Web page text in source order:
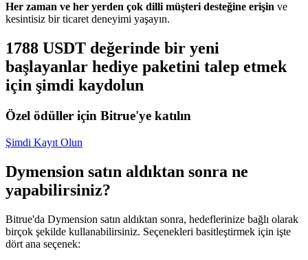
Her zaman ve her yerden çok dilli müşteri desteğine erişin ve
kesintisiz bir ticaret deneyimi yaşayın.
1788 USDT değerinde bir yeni
başlayanlar hediye paketini talep etmek
için şimdi kaydolun
Özel ödüller için Bitrue'ye katılın
Şimdi Kayıt Olun
Dymension satın aldıktan sonra ne
yapabilirsiniz?
Bitrue'da Dymension satın aldıktan sonra, hedeflerinize bağlı olarak
birçok şekilde kullanabilirsiniz. Seçenekleri basitleştirmek için işte
dört ana seçenek: